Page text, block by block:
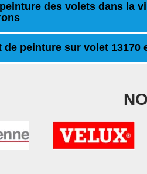
des volets dans la
de peinture sur volet 13170